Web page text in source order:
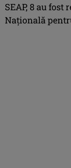
SEAP, 8 au fost
Naţională